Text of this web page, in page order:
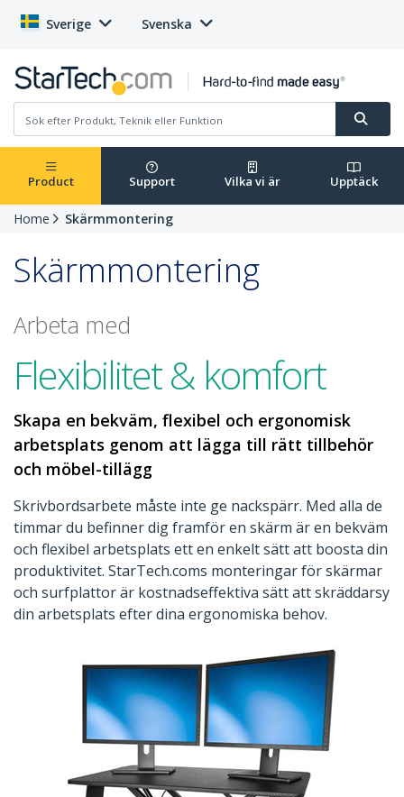
Sverige Svenska
Product Support Vilka vi är Upptäck
Home Skärmmontering
Skärmmontering
Arbeta med
Flexibilitet & komfort
Skapa en bekväm, flexibel och ergonomisk
arbetsplats genom att lägga till rätt tillbehör
och möbel-tillägg
Skrivbordsarbete måste inte ge nackspärr. Med alla de
timmar du befinner dig framför en skärm är en bekväm
och flexibel arbetsplats ett en enkelt sätt att boosta din
produktivitet. StarTech.coms monteringar för skärmar
och surfplattor är kostnadseffektiva sätt att skräddarsy
din arbetsplats efter dina ergonomiska behov.